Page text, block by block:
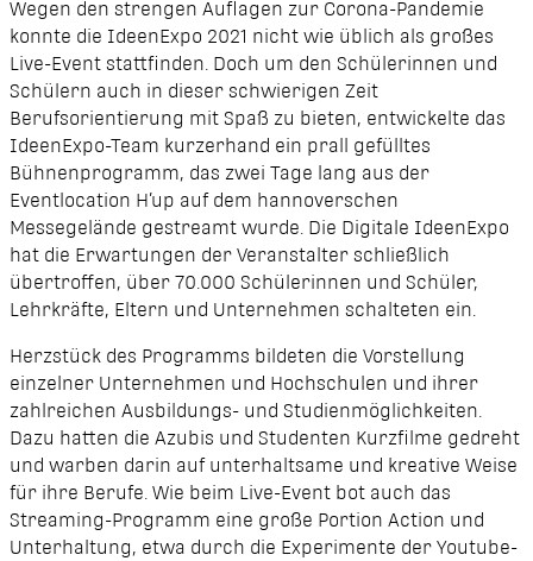
Wegen den strengen Auflagen zur Corona-Pandemie
konnte die IdeenExpo 2021 nicht wie üblich als großes
Live-Event stattfinden. Doch um den Schülerinnen und
Schülern auch in dieser schwierigen Zeit
Berufsorientierung mit Spaß zu bieten, entwickelte das
IdeenExpo-Team kurzerhand ein prall gefülltes
Bühnenprogramm, das zwei Tage lang aus der
Eventlocation H’up auf dem hannoverschen
Messegelände gestreamt wurde. Die Digitale IdeenExpo
hat die Erwartungen der Veranstalter schließlich
übertroffen, über 70.000 Schülerinnen und Schüler,
Lehrkräfte, Eltern und Unternehmen schalteten ein.
Herzstück des Programms bildeten die Vorstellung
einzelner Unternehmen und Hochschulen und ihrer
zahlreichen Ausbildungs- und Studienmöglichkeiten.
Dazu hatten die Azubis und Studenten Kurzfilme gedreht
und warben darin auf unterhaltsame und kreative Weise
für ihre Berufe. Wie beim Live-Event bot auch das
Streaming-Programm eine große Portion Action und
Unterhaltung, etwa durch die Experimente der Youtube-